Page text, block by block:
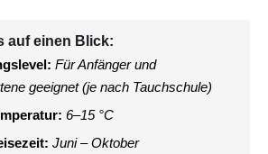
auf einen Blick:
Für Anfänger und
geeignet (je nach Tauchschule)
6–15 °C
Juni – Oktober